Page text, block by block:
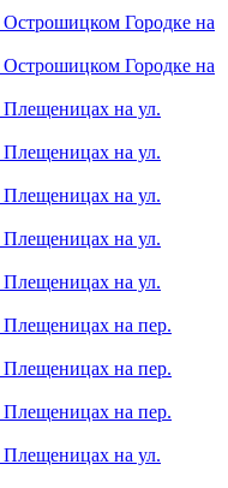
Городке на
Городке на
на ул.
на ул.
на ул.
на ул.
на ул.
на пер.
на пер.
на пер.
на ул.